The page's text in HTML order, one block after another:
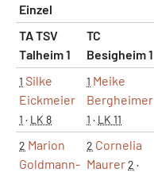
Einzel
TA TSV
Talheim 1
TC
Besigheim 1
1 Silke
Eickmeier
1 · LK 8
1 Meike
Bergheimer
1 · LK 11
2 Marion
Goldmann-
2 Cornelia
Maurer2 ·